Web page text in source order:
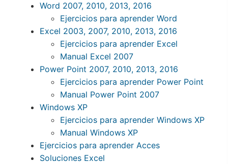
Word 2007, 2010, 2013, 2016
Ejercicios para aprender Word
Excel 2003, 2007, 2010, 2013, 2016
Ejercicios para aprender Excel
Manual Excel 2007
Power Point 2007, 2010, 2013, 2016
Ejercicios para aprender Power Point
Manual Power Point 2007
Windows XP
Ejercicios para aprender Windows XP
Manual Windows XP
Ejercicios para aprender Acces
Soluciones Excel